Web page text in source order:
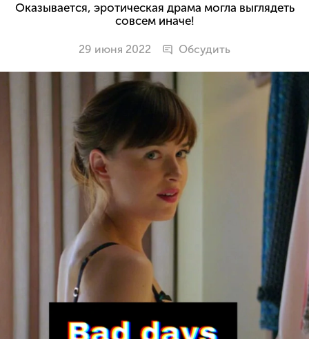
Оказывается, эротическая драма могла выглядеть
совсем иначе!
29 июня 2022 Обсудить